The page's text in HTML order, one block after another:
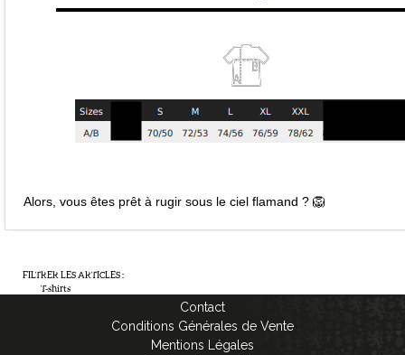
Alors, vous êtes prêt à rugir sous le ciel flamand ? 🦁
FILTRER LES ARTICLES:
T-shirts
Contact
Conditions Générales de Vente
Mentions Légales